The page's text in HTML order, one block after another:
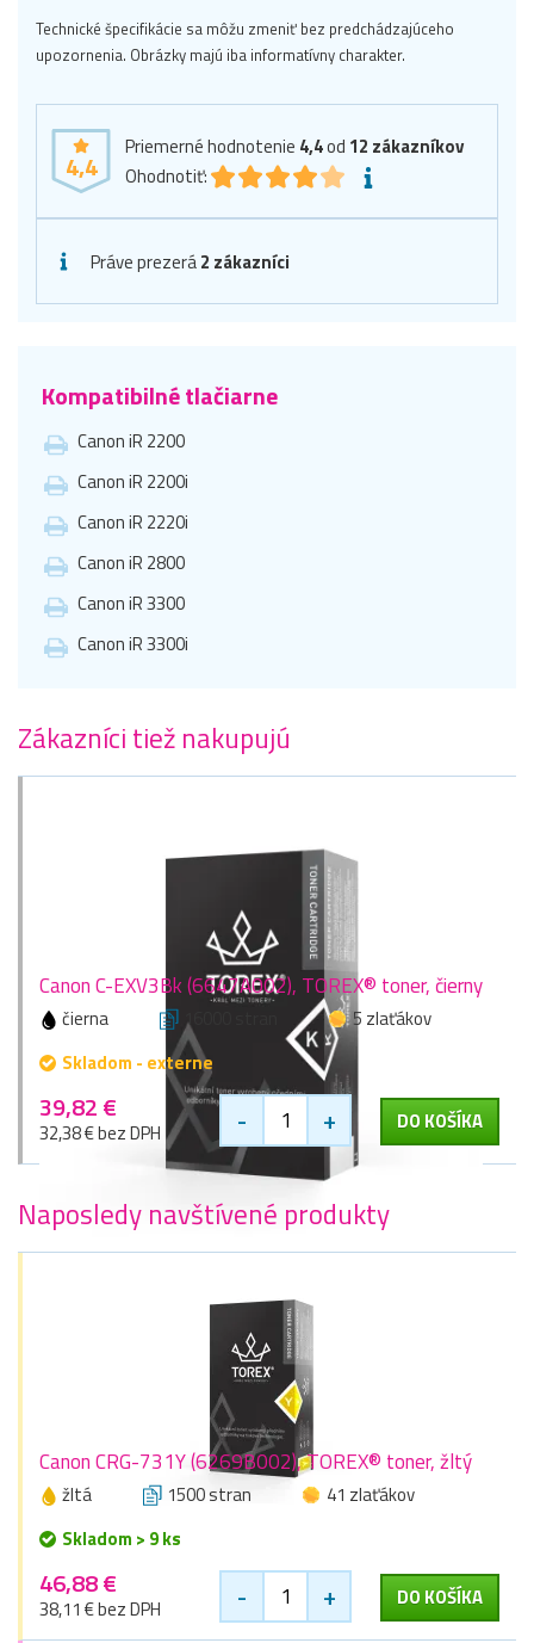
Technické špecifikácie sa môžu zmeniť bez predchádzajúceho
upozornenia. Obrázky majú iba informatívny charakter.
4,4
Priemerné hodnotenie 4,4od 12 zákazníkov
Ohodnotiť:
Práve prezerá2 zákazníci
Kompatibilné tlačiarne
Canon iR 2200
Canon iR 2200i
Canon iR 2220i
Canon iR 2800
Canon iR 3300
Canon iR 3300i
Zákazníci tiež nakupujú
Canon C-EXV3Bk (6647A002), TOREX® toner, čierny
čierna 16000 stran
5 zlaťákov
Skladom - externe
39,82 €
32,38 € bez DPH - + DO KOŠÍKA
Naposledy navštívené produkty
Canon CRG-731Y (6269B002), TOREX® toner, žltý
žltá 1500 stran
41 zlaťákov
Skladom > 9 ks
46,88 €
38,11 € bez DPH - + DO KOŠÍKA